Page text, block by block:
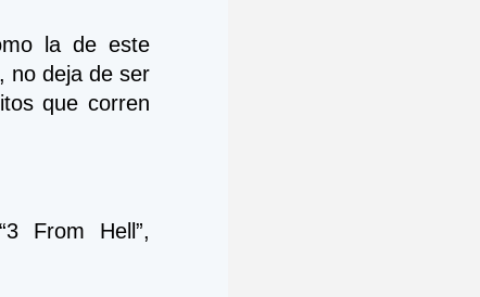
la de este
no deja de ser
que corren
From Hell”,